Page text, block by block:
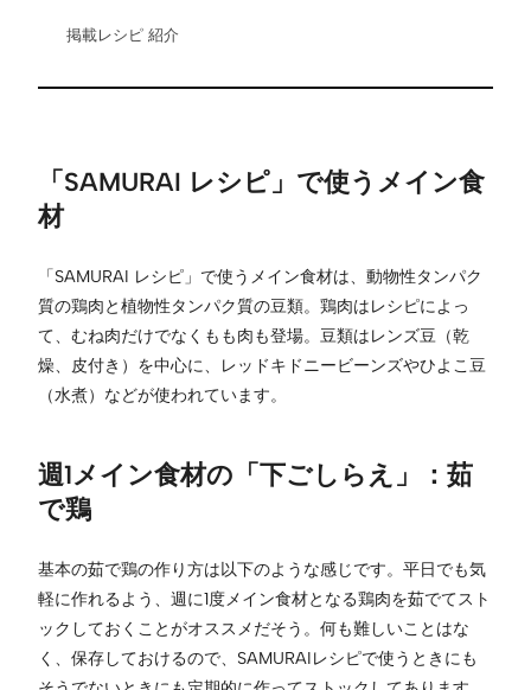
掲載レシピ 紹介
「SAMURAI レシピ」で使うメイン食
材
「SAMURAI レシピ」で使うメイン食材は、動物性タンパク
質の鶏肉と植物性タンパク質の豆類。鶏肉はレシピによっ
て、むね肉だけでなくもも肉も登場。豆類はレンズ豆（乾
燥、皮付き）を中心に、レッドキドニービーンズやひよこ豆
（水煮）などが使われています。
週1メイン食材の「下ごしらえ」：茹
で鶏
基本の茹で鶏の作り方は以下のような感じです。平日でも気
軽に作れるよう、週に1度メイン食材となる鶏肉を茹でてスト
ックしておくことがオススメだそう。何も難しいことはな
く、保存しておけるので、SAMURAIレシピで使うときにも